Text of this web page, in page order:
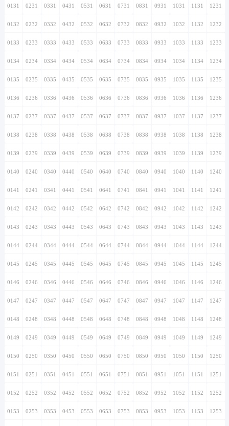
0131 0231 0331 0431 0531 0631 0731 0831 0931 1031 1131 1231
0132 0232 0332 0432 0532 0632 0732 0832 0932 1032 1132 1232
0133 0233 0333 0433 0533 0633 0733 0833 0933 1033 1133 1233
0134 0234 0334 0434 0534 0634 0734 0834 0934 1034 1134 1234
0135 0235 0335 0435 0535 0635 0735 0835 0935 1035 1135 1235
0136 0236 0336 0436 0536 0636 0736 0836 0936 1036 1136 1236
0137 0237 0337 0437 0537 0637 0737 0837 0937 1037 1137 1237
0138 0238 0338 0438 0538 0638 0738 0838 0938 1038 1138 1238
0139 0239 0339 0439 0539 0639 0739 0839 0939 1039 1139 1239
0140 0240 0340 0440 0540 0640 0740 0840 0940 1040 1140 1240
0141 0241 0341 0441 0541 0641 0741 0841 0941 1041 1141 1241
0142 0242 0342 0442 0542 0642 0742 0842 0942 1042 1142 1242
0143 0243 0343 0443 0543 0643 0743 0843 0943 1043 1143 1243
0144 0244 0344 0444 0544 0644 0744 0844 0944 1044 1144 1244
0145 0245 0345 0445 0545 0645 0745 0845 0945 1045 1145 1245
0146 0246 0346 0446 0546 0646 0746 0846 0946 1046 1146 1246
0147 0247 0347 0447 0547 0647 0747 0847 0947 1047 1147 1247
0148 0248 0348 0448 0548 0648 0748 0848 0948 1048 1148 1248
0149 0249 0349 0449 0549 0649 0749 0849 0949 1049 1149 1249
0150 0250 0350 0450 0550 0650 0750 0850 0950 1050 1150 1250
0151 0251 0351 0451 0551 0651 0751 0851 0951 1051 1151 1251
0152 0252 0352 0452 0552 0652 0752 0852 0952 1052 1152 1252
0153 0253 0353 0453 0553 0653 0753 0853 0953 1053 1153 1253